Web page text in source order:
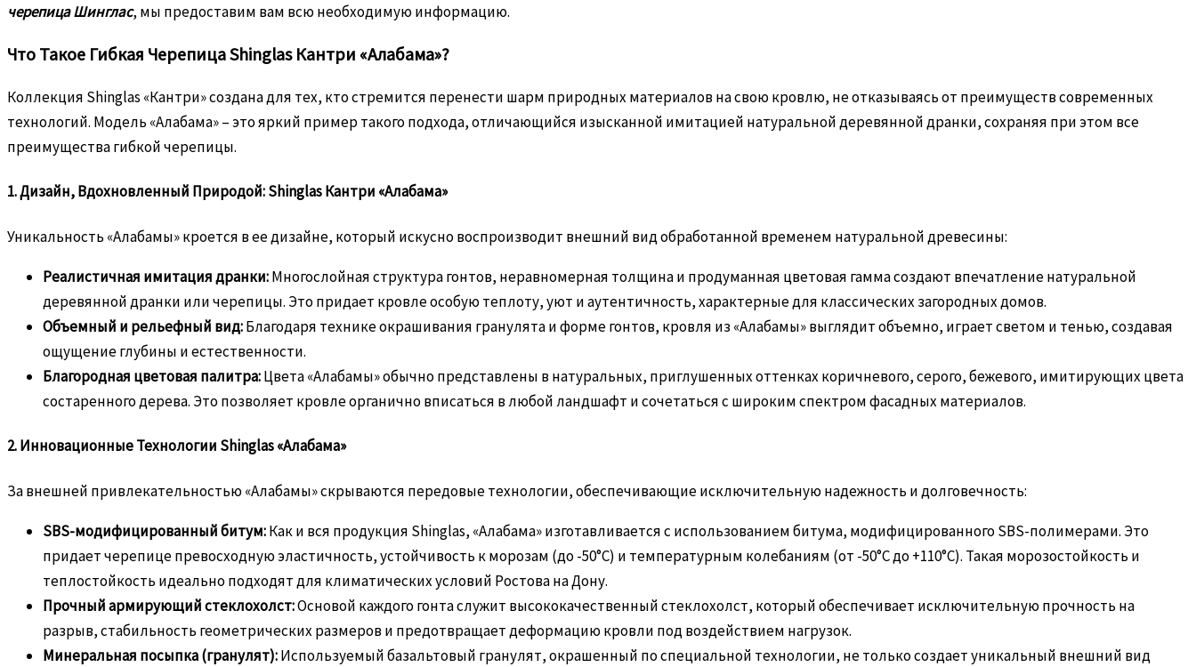
черепица Шинглас, мы предоставим вам всю необходимую информацию.
Что Такое Гибкая Черепица Shinglas Кантри «Алабама»?
Коллекция Shinglas «Кантри» создана для тех, кто стремится перенести шарм природных материалов на свою кровлю, не отказываясь от преимуществ современных
технологий. Модель «Алабама» – это яркий пример такого подхода, отличающийся изысканной имитацией натуральной деревянной дранки, сохраняя при этом все
преимущества гибкой черепицы.
1. Дизайн, Вдохновленный Природой: Shinglas Кантри «Алабама»
Уникальность «Алабамы» кроется в ее дизайне, который искусно воспроизводит внешний вид обработанной временем натуральной древесины:
Реалистичная имитация дранки:Многослойная структура гонтов, неравномерная толщина и продуманная цветовая гамма создают впечатление натуральной
деревянной дранки или черепицы. Это придает кровле особую теплоту, уют и аутентичность, характерные для классических загородных домов.
Объемный и рельефный вид:Благодаря технике окрашивания гранулята и форме гонтов, кровля из «Алабамы» выглядит объемно, играет светом и тенью, создавая
ощущение глубины и естественности.
Благородная цветовая палитра:Цвета «Алабамы» обычно представлены в натуральных, приглушенных оттенках коричневого, серого, бежевого, имитирующих цвета
состаренного дерева. Это позволяет кровле органично вписаться в любой ландшафт и сочетаться с широким спектром фасадных материалов.
2. Инновационные Технологии Shinglas «Алабама»
За внешней привлекательностью «Алабамы» скрываются передовые технологии, обеспечивающие исключительную надежность и долговечность:
SBS-модифицированный битум:Как и вся продукция Shinglas, «Алабама» изготавливается с использованием битума, модифицированного SBS-полимерами. Это
придает черепице превосходную эластичность, устойчивость к морозам (до -50°C) и температурным колебаниям (от -50°C до +110°C). Такая морозостойкость и
теплостойкость идеально подходят для климатических условий Ростова на Дону.
Прочный армирующий стеклохолст:Основой каждого гонта служит высококачественный стеклохолст, который обеспечивает исключительную прочность на
разрыв, стабильность геометрических размеров и предотвращает деформацию кровли под воздействием нагрузок.
Минеральная посыпка (гранулят):Используемый базальтовый гранулят, окрашенный по специальной технологии, не только создает уникальный внешний вид